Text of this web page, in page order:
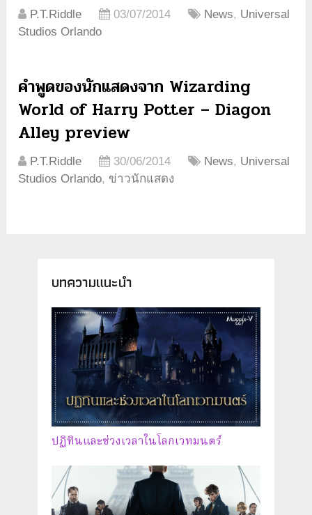
P.T.Riddle 03/07/2014 News, Universal
Studios Orlando
คำพูดของนักแสดงจาก Wizarding
World of Harry Potter – Diagon
Alley preview
P.T.Riddle 30/06/2014 News, Universal
Studios Orlando, ข่าวนักแสดง
บทความแนะนำ
ปฏิทินและช่วงเวลาในโลกเวทมนตร์